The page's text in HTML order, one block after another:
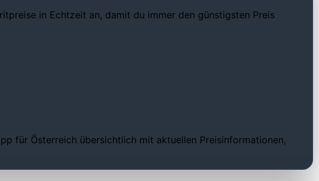
in Echtzeit an, damit du immer den günstigsten Preis
für Österreich übersichtlich mit aktuellen Preisinformationen,